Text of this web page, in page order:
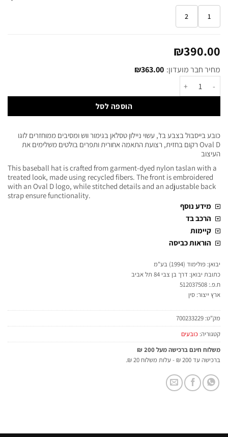
1
2
₪390.00
מחיר חבר מועדון: ₪363.00
הוספה לסל
כובע בייסבול בצבע בז', עשוי ניילון טסלאן בגימור ווש ומסיבים ממוחזרים לוגו
Oval D רקום בחזית, רצועת התאמה אחורית ותפרים בולטים משלימים את
העיצוב
This baseball hat is crafted from garment-dyed nylon taslan with a
treated look, made using recycled fibers. The front is embroidered
with an Oval D logo, while stitched details and an adjustable back
strap ensure functionality.
מידע נוסף
הרכב בד
קיימות
הוראות כביסה
יבואן: פולימוד (1994) בע"מ
כתובת יבואן: דרך בן צבי 84 תל אביב
ח.פ.: 512037508
ארץ ייצור: סין
מק"ט: 700233229
קטגוריה: כובעים
משלוח חינם ברכישה מעל 200 ₪
ברכישה עד 200 ₪ - עלות משלוח 20 ₪.